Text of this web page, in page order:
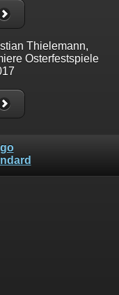
Thielemann,
Osterfestspiele